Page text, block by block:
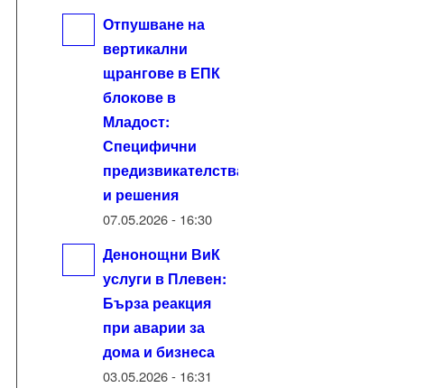
Отпушване на
вертикални
щрангове в ЕПК
блокове в
Младост:
Специфични
предизвикателства
и решения
07.05.2026 - 16:30
Денонощни ВиК
услуги в Плевен:
Бърза реакция
при аварии за
дома и бизнеса
03.05.2026 - 16:31